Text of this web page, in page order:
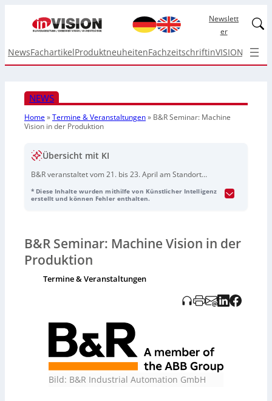
Newslett
er
NewsFachartikelProduktneuheitenFachzeitschriftinVISION Top
NEWS
Home»Termine & Veranstaltungen» B&R Seminar: Machine
Vision in der Produktion
Übersicht mit KI
B&R veranstaltet vom 21. bis 23. April am Standort
in der Produktion. Im Fokus stehen das
B&R Machine-
wird die Integration ins Powerlink-Bussystembehandelt.
Praktische Übungen inklusive Nutzung der
HMI-Oberflächeergänzen das Programm. Hinweis: Die
Audioaufnahme zum Beitrag wurde KI-generiert und
* Diese Inhalte wurden mithilfe von Künstlicher Intelligenz
erstellt und können Fehler enthalten.
B&R Seminar: Machine Vision in der
Produktion
Termine & Veranstaltungen
Bild: B&R Industrial Automation GmbH